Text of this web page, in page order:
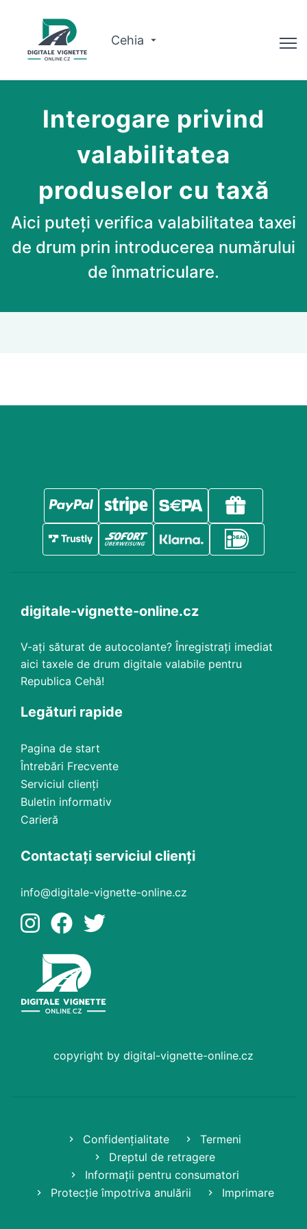
Cehia
Verificați valabilitatea
Planificator de traseu
Română
Interogare privind
valabilitatea
produselor cu taxă
Aici puteți verifica valabilitatea taxei
de drum prin introducerea numărului
de înmatriculare.
digitale-vignette-online.cz
V-ați săturat de autocolante? Înregistrați imediat
aici taxele de drum digitale valabile pentru
Republica Cehă!
Legături rapide
Pagina de start
Întrebări Frecvente
Serviciul clienți
Buletin informativ
Carieră
Contactați serviciul clienți
info@digitale-vignette-online.cz
copyright by digital-vignette-online.cz
Confidențialitate
Termeni
Dreptul de retragere
Informații pentru consumatori
Protecție împotriva anulării
Imprimare